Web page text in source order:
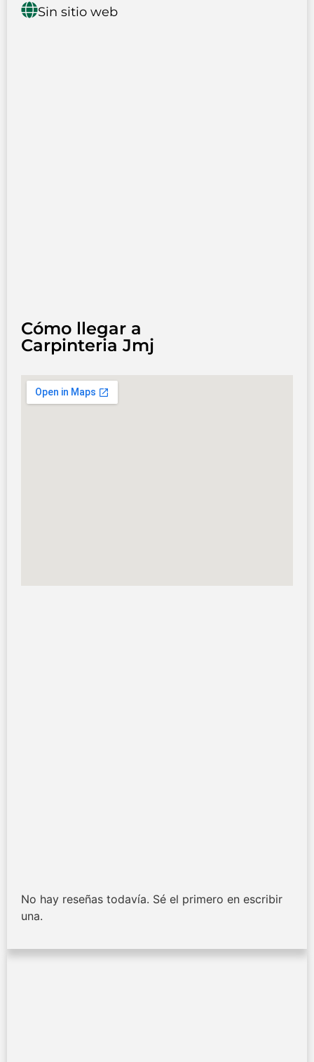
Sin sitio web
Cómo llegar a
Carpinteria Jmj
No hay reseñas todavía. Sé el primero en escribir
una.